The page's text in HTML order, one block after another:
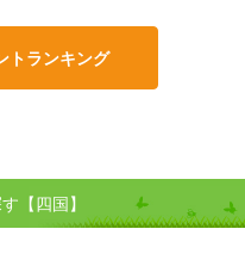
トランキング
【四国】